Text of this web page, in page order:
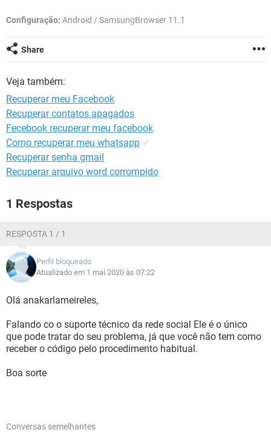
Configuração: Android / SamsungBrowser 11.1
Share
Veja também:
Recuperar meu Facebook
Recuperar contatos apagados
Fecebook recuperar meu facebook
Como recuperar meu whatsapp ✓
Recuperar senha gmail
Recuperar arquivo word corrompido
1 Respostas
RESPOSTA 1 / 1
Perfil bloqueado
Atualizado em 1 mai 2020 às 07:22
Olá anakarlameireles,
Falando co o suporte técnico da rede social Ele é o único
que pode tratar do seu problema, já que você não tem como
receber o código pelo procedimento habitual.
Boa sorte
Conversas semelhantes